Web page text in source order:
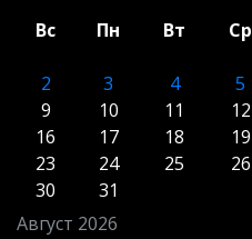
Август 2026
Вс Пн Вт Ср
2
3 4 5
9
10 11 12
16
17 18 19
23
24 25 26
30
31